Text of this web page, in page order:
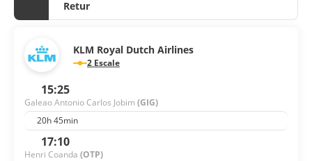
Retur
KLM Royal Dutch Airlines
2 Escale
15:25
Galeao Antonio Carlos Jobim (GIG)
20h 45min
17:10
Henri Coanda (OTP)